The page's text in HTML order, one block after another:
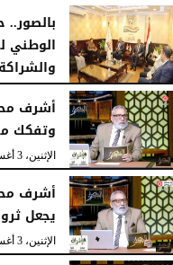
الأربعاء، 5 أغسطس 2026
بالصور..
الوطني
الثلاثاء، 4 أغسطس 2026
أشرف
وتفكك
الإثنين، 3 أغسطس 2026
أشرف
يجعل
الإثنين، 3 أغسطس 2026